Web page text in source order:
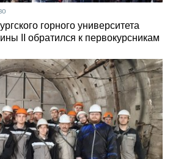
горного университета
II обратился к первокурсникам